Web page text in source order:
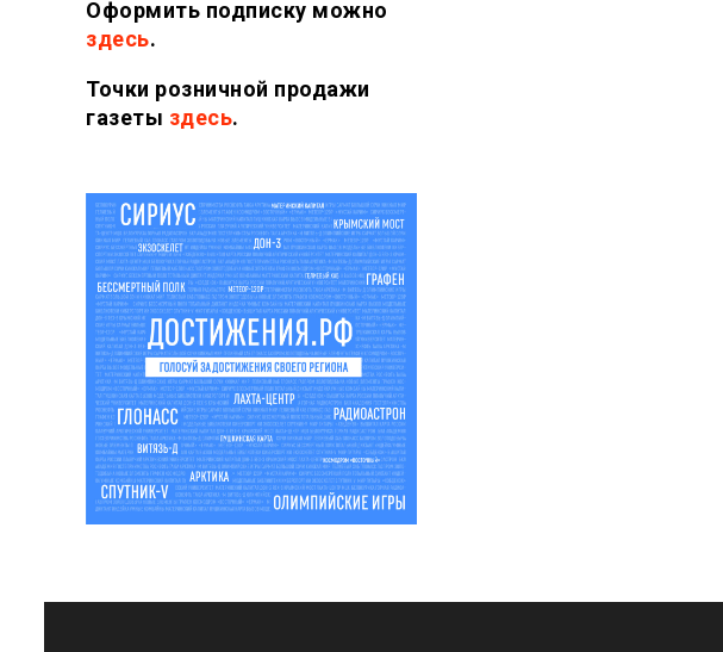
Оформить подписку можно
здесь.
Точки розничной продажи
газеты здесь.